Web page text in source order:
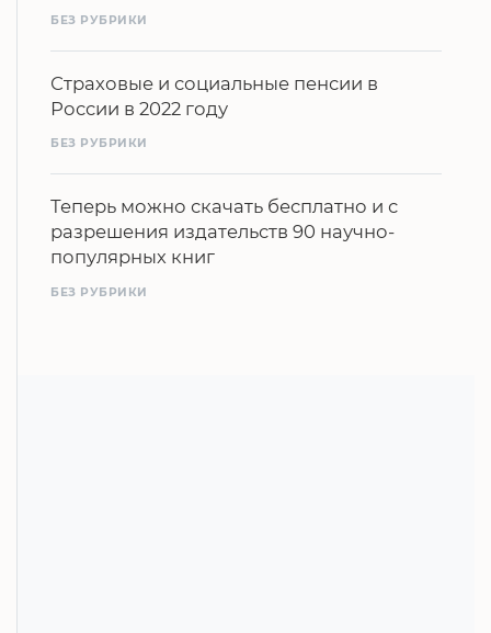
БЕЗ РУБРИКИ
Страховые и социальные пенсии в
России в 2022 году
БЕЗ РУБРИКИ
Теперь можно скачать бесплатно и с
разрешения издательств 90 научно-
популярных книг
БЕЗ РУБРИКИ